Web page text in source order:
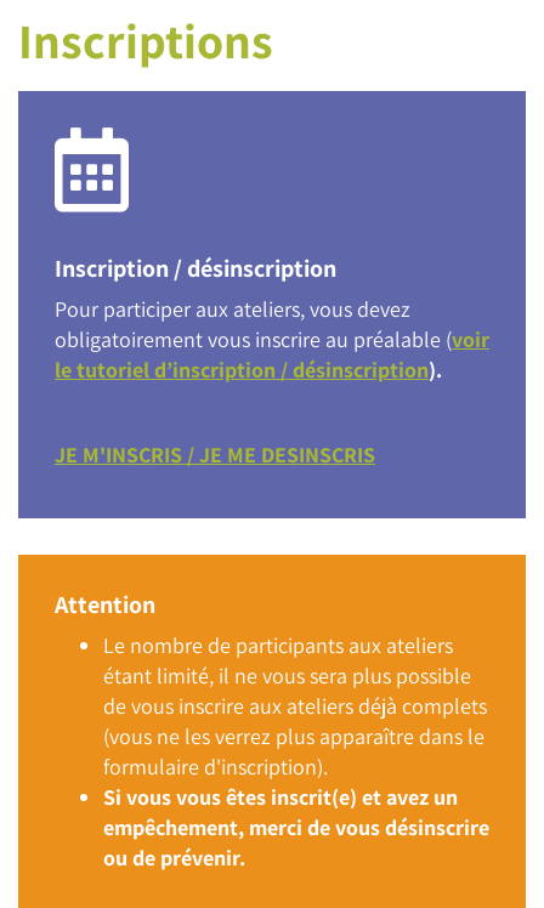
Inscriptions
Inscription / désinscription
Pour participer aux ateliers, vous devez
obligatoirement vous inscrire au préalable (voir
le tutoriel d’inscription / désinscription).
JE M'INSCRIS / JE ME DESINSCRIS
Attention
Le nombre de participants aux ateliers
étant limité, il ne vous sera plus possible
de vous inscrire aux ateliers déjà complets
(vous ne les verrez plus apparaître dans le
formulaire d'inscription).
Si vous vous êtes inscrit(e) et avez un
empêchement, merci de vous désinscrire
ou de prévenir.